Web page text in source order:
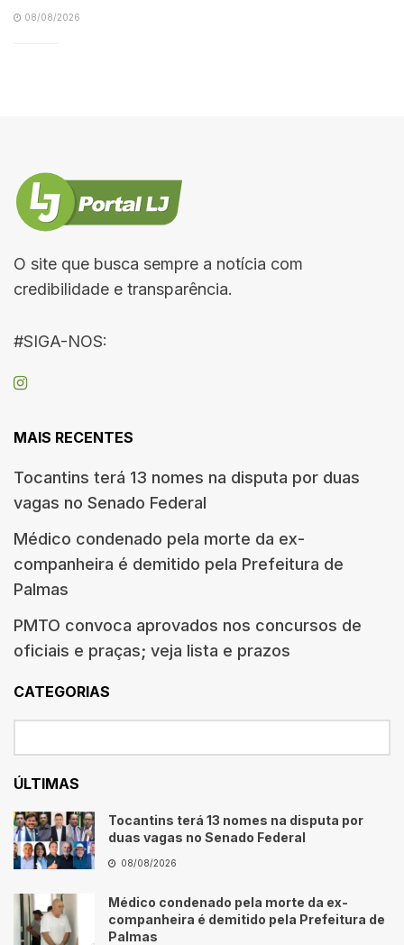
08/08/2026
O site que busca sempre a notícia com
credibilidade e transparência.
#SIGA-NOS:
MAIS RECENTES
Tocantins terá 13 nomes na disputa por duas
vagas no Senado Federal
Médico condenado pela morte da ex-
companheira é demitido pela Prefeitura de
Palmas
PMTO convoca aprovados nos concursos de
oficiais e praças; veja lista e prazos
CATEGORIAS
ÚLTIMAS
Tocantins terá 13 nomes na disputa por
duas vagas no Senado Federal
08/08/2026
Médico condenado pela morte da ex-
companheira é demitido pela Prefeitura de
Palmas